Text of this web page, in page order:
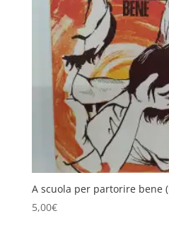
A scuola per partorire bene
5,00€